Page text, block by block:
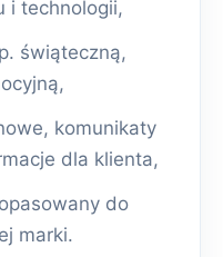
i technologii,
świąteczną,
komunikaty
dla klienta,
do
marki.